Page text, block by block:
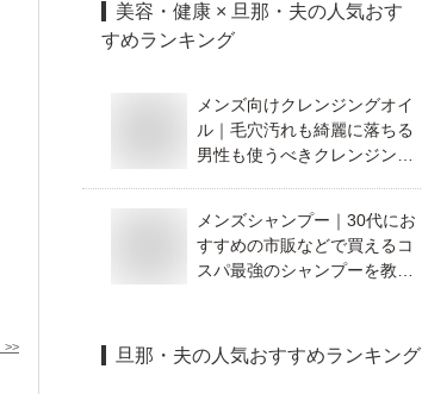
>>
美容・健康 × 旦那・夫の人気おす
すめランキング
メンズ向けクレンジングオイ
ル｜毛穴汚れも綺麗に落ちる
男性も使うべきクレンジング
メンズシャンプー｜30代にお
すすめの市販などで買えるコ
スパ最強のシャンプーを教え
旦那・夫の人気おすすめランキング